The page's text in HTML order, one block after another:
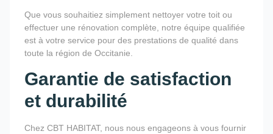
Que vous souhaitiez simplement nettoyer votre toit ou
effectuer une rénovation complète, notre équipe qualifiée
est à votre service pour des prestations de qualité dans
toute la région de Occitanie.
Garantie de satisfaction
et durabilité
Chez CBT HABITAT, nous nous engageons à vous fournir